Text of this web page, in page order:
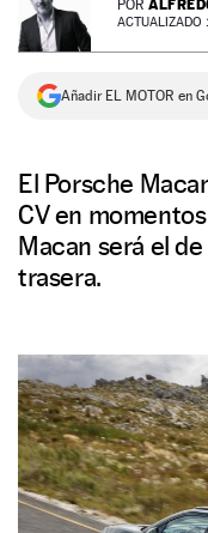
NEWSLETTER
SÍGUENOS
POR
Añadir EL MOTOR en
El Porsche
CV en
Macan será el
trasera.